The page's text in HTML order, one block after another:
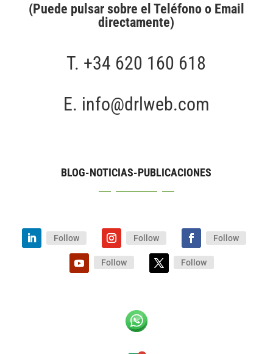
(Puede pulsar sobre el Teléfono o Email
directamente)
T. +34 620 160 618
E. info@drlweb.com
BLOG-NOTICIAS-PUBLICACIONES
Follow Follow Follow
Follow Follow